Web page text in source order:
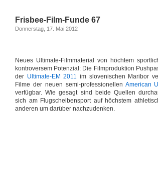
Frisbee-Film-Funde 67
Donnerstag, 17. Mai 2012
Neues Ultimate-Filmmaterial von höchtem
kontroversem Potenzial: Die Filmproduktion
der Ultimate-EM 2011 im slovenischen Maribor
Filme der neuen semi-professionellen American
verfügbar. Wie gesagt sind beide Quellen
sich am Flugscheibensport auf höchstem
anderen um darüber nachzudenken.